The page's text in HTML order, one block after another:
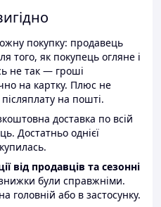
покупку: продавець
того, як покупець огляне і
не так — гроші
на картку. Плюс не
на пошті.
доставка по всій
Достатньо однієї
від продавців та сезонні
були справжніми.
головній або в застосунку.